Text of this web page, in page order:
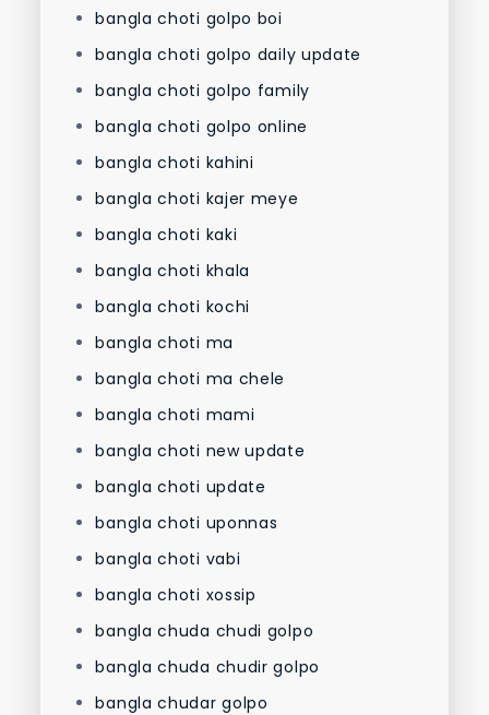
bangla choti golpo boi
bangla choti golpo daily update
bangla choti golpo family
bangla choti golpo online
bangla choti kahini
bangla choti kajer meye
bangla choti kaki
bangla choti khala
bangla choti kochi
bangla choti ma
bangla choti ma chele
bangla choti mami
bangla choti new update
bangla choti update
bangla choti uponnas
bangla choti vabi
bangla choti xossip
bangla chuda chudi golpo
bangla chuda chudir golpo
bangla chudar golpo